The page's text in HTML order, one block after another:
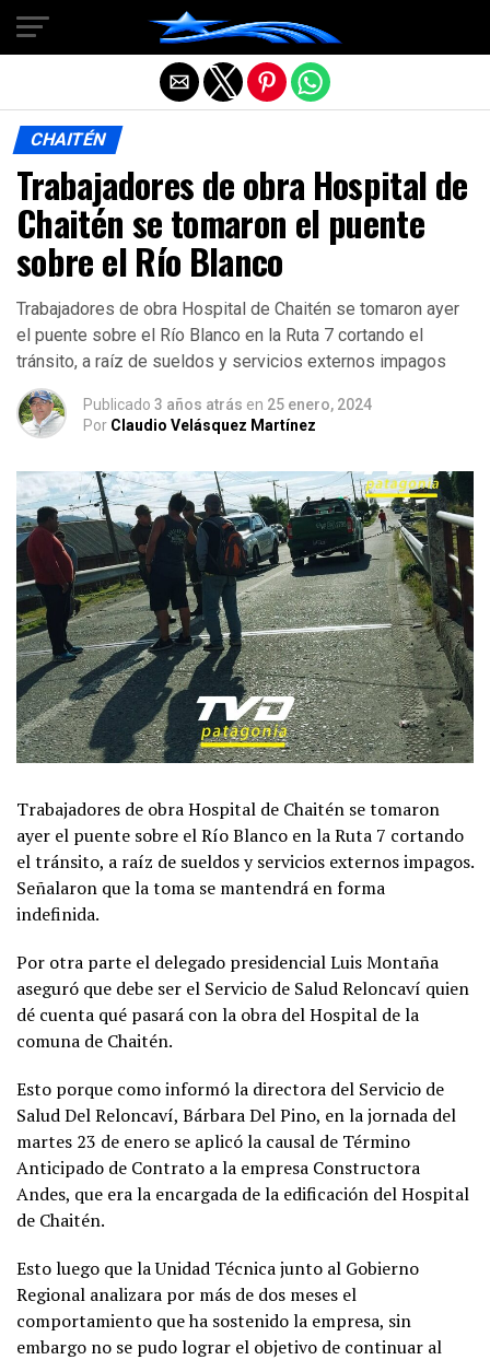
CHAITÉN
Trabajadores de obra Hospital de
Chaitén se tomaron el puente
sobre el Río Blanco
Trabajadores de obra Hospital de Chaitén se tomaron ayer
el puente sobre el Río Blanco en la Ruta 7 cortando el
tránsito, a raíz de sueldos y servicios externos impagos
Publicado 3 años atrás en 25 enero, 2024
Por Claudio Velásquez Martínez
Trabajadores de obra Hospital de Chaitén se tomaron
ayer el puente sobre el Río Blanco en la Ruta 7 cortando
el tránsito, a raíz de sueldos y servicios externos impagos.
Señalaron que la toma se mantendrá en forma
indefinida.
Por otra parte el delegado presidencial Luis Montaña
aseguró que debe ser el Servicio de Salud Reloncaví quien
dé cuenta qué pasará con la obra del Hospital de la
comuna de Chaitén.
Esto porque como informó la directora del Servicio de
Salud Del Reloncaví, Bárbara Del Pino, en la jornada del
martes 23 de enero se aplicó la causal de Término
Anticipado de Contrato a la empresa Constructora
Andes, que era la encargada de la edificación del Hospital
de Chaitén.
Esto luego que la Unidad Técnica junto al Gobierno
Regional analizara por más de dos meses el
comportamiento que ha sostenido la empresa, sin
embargo no se pudo lograr el objetivo de continuar al
Salir de la versión móvil